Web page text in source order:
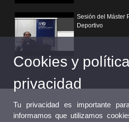
Sesión del Máster
Deportivo
¿Por qué elegir un
Universitat de
Cookies y
privacidad
Tu privacidad es importante
informamos que utilizamos